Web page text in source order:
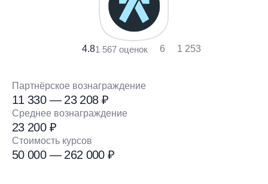
4.81 567 оценок 6 1 253
Партнёрское вознаграждение
11 330 — 23 208 ₽
Среднее вознаграждение
23 200 ₽
Стоимость курсов
50 000 — 262 000 ₽